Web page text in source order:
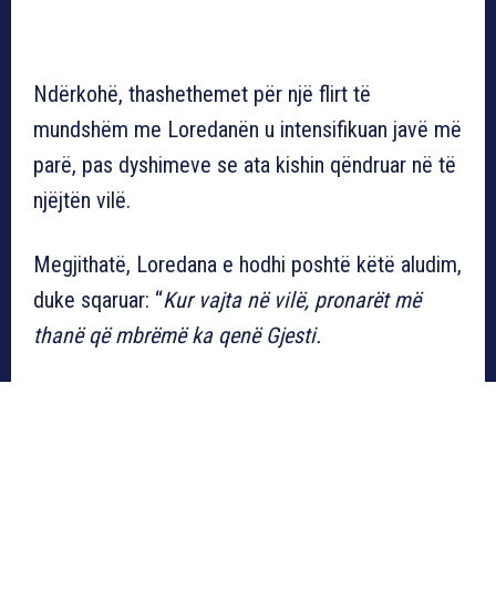
Ndërkohë, thashethemet për një flirt të
mundshëm me Loredanën u intensifikuan javë më
parë, pas dyshimeve se ata kishin qëndruar në të
njëjtën vilë.
Megjithatë, Loredana e hodhi poshtë këtë aludim,
duke sqaruar: “Kur vajta në vilë, pronarët më
thanë që mbrëmë ka qenë Gjesti.